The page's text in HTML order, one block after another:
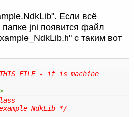
Если всё
jni появится файл
с таким вот
THIS FILE - it is machine
*/